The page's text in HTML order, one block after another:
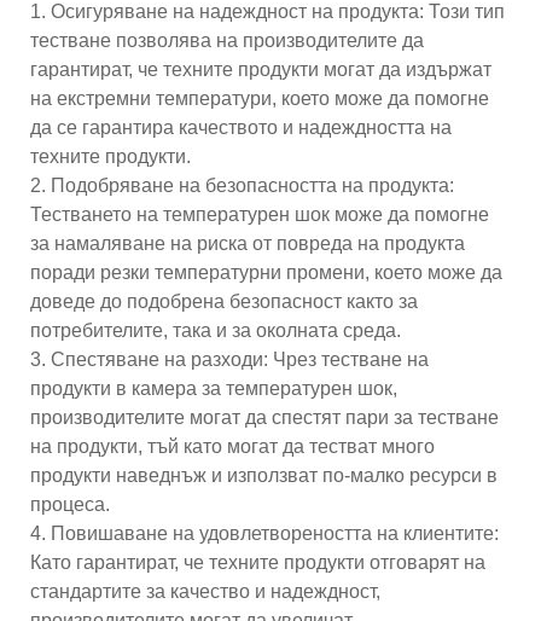
1. Осигуряване на надеждност на продукта: Този тип
тестване позволява на производителите да
гарантират, че техните продукти могат да издържат
на екстремни температури, което може да помогне
да се гарантира качеството и надеждността на
техните продукти.
2. Подобряване на безопасността на продукта:
Тестването на температурен шок може да помогне
за намаляване на риска от повреда на продукта
поради резки температурни промени, което може да
доведе до подобрена безопасност както за
потребителите, така и за околната среда.
3. Спестяване на разходи: Чрез тестване на
продукти в камера за температурен шок,
производителите могат да спестят пари за тестване
на продукти, тъй като могат да тестват много
продукти наведнъж и използват по-малко ресурси в
процеса.
4. Повишаване на удовлетвореността на клиентите:
Като гарантират, че техните продукти отговарят на
стандартите за качество и надеждност,